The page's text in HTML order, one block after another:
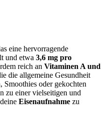
eine hervorragende
und etwa 3,6 mg pro
reich an Vitaminen A und
die allgemeine Gesundheit
Smoothies oder gekochten
zu einer vielseitigen und
Eisenaufnahme zu